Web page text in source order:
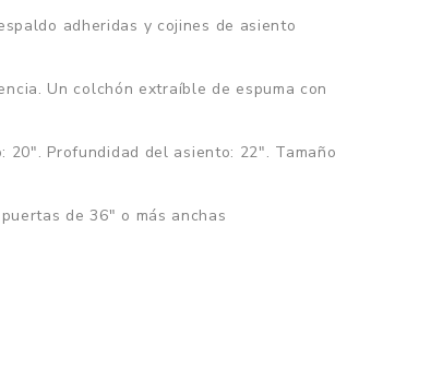
adheridas y cojines de asiento
Un colchón extraíble de espuma con
Profundidad del asiento: 22". Tamaño
de 36" o más anchas